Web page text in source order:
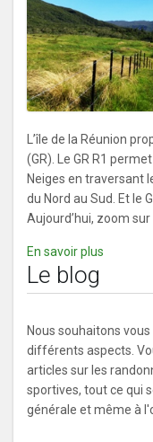
L’île de la Réunion
(GR). Le GR R1
Neiges en traversant
du Nord au Sud. Et le
Aujourd’hui, zoom sur
En savoir plus
Le blog
Nous souhaitons
différents aspects.
articles sur les
sportives, tout ce qui
générale et même à